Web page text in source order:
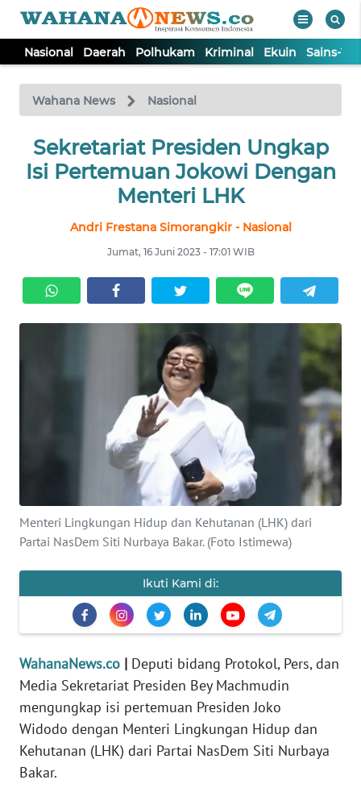
Nasional Daerah Polhukam Kriminal Ekuin Sains-
Wahana News Nasional
Sekretariat Presiden Ungkap
Isi Pertemuan Jokowi Dengan
Menteri LHK
Andri Frestana Simorangkir - Nasional
Jumat, 16 Juni 2023 - 17:01 WIB
Menteri Lingkungan Hidup dan Kehutanan (LHK) dari
Partai NasDem Siti Nurbaya Bakar. (Foto Istimewa)
Ikuti Kami di:
WahanaNews.co | Deputi bidang Protokol, Pers, dan
Media Sekretariat Presiden Bey Machmudin
mengungkap isi pertemuan Presiden Joko
Widodo dengan Menteri Lingkungan Hidup dan
Kehutanan (LHK) dari Partai NasDem Siti Nurbaya
Bakar.
TV
Tutup
NASIONAL
POLHUKAM
KRIMINAL
EKUIN
INTERNASIONAL
SERBA-SERBI
PENDIDIKAN
OLAHRAGA
OPINI
EDITORIAL
Informasi
BERITA